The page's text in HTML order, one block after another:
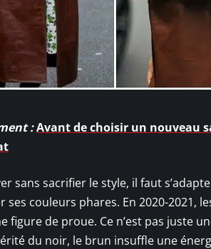
:Avant de choisir un nouveau
sans sacrifier le style, il faut
ses couleurs phares. En 2020-
figure de proue. Ce n’est pas juste
du noir, le brun insuffle une